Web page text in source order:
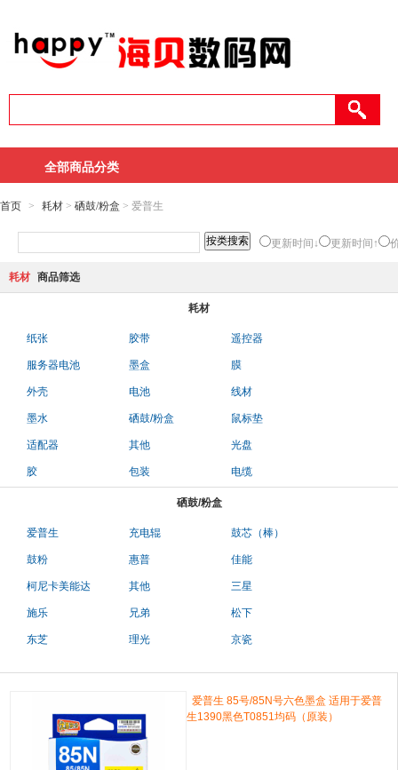
全部商品分类
首页 > 耗材 > 硒鼓/粉盒 > 爱普生
更新时间↓ 更新时间↑
耗材 商品筛选
耗材
纸张 胶带 遥控器
服务器电池 墨盒 膜
外壳 电池 线材
墨水 硒鼓/粉盒 鼠标垫
适配器 其他 光盘
胶 包装 电缆
硒鼓/粉盒
爱普生 充电辊 鼓芯（棒）
鼓粉 惠普 佳能
柯尼卡美能达 其他 三星
施乐 兄弟 松下
东芝 理光 京瓷
爱普生 85号/85N号六色墨盒 适用于爱普
生1390黑色T0851均码（原装）